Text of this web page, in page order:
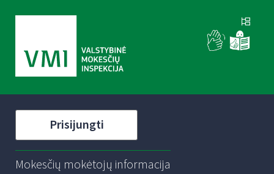
Prisijungti
Mokesčių mokėtojų informacija